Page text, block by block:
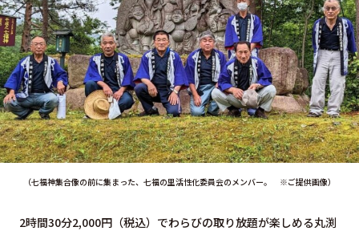
（七福神集合像の前に集まった、七福の里活性化委員会のメンバー。 ※ご提供画像）
2時間30分2,000円（税込）でわらびの取り放題が楽しめる丸渕